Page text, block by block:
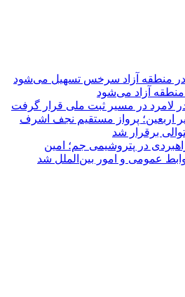
منطقه آزاد سرخس تسهیل می‌شود
آزاد می‌شود
اربعین؛ پرواز مستقیم نجف اشرف
برقرار شد
در پتروشیمی جم؛ امین
عمومی و امور بین‌الملل شد